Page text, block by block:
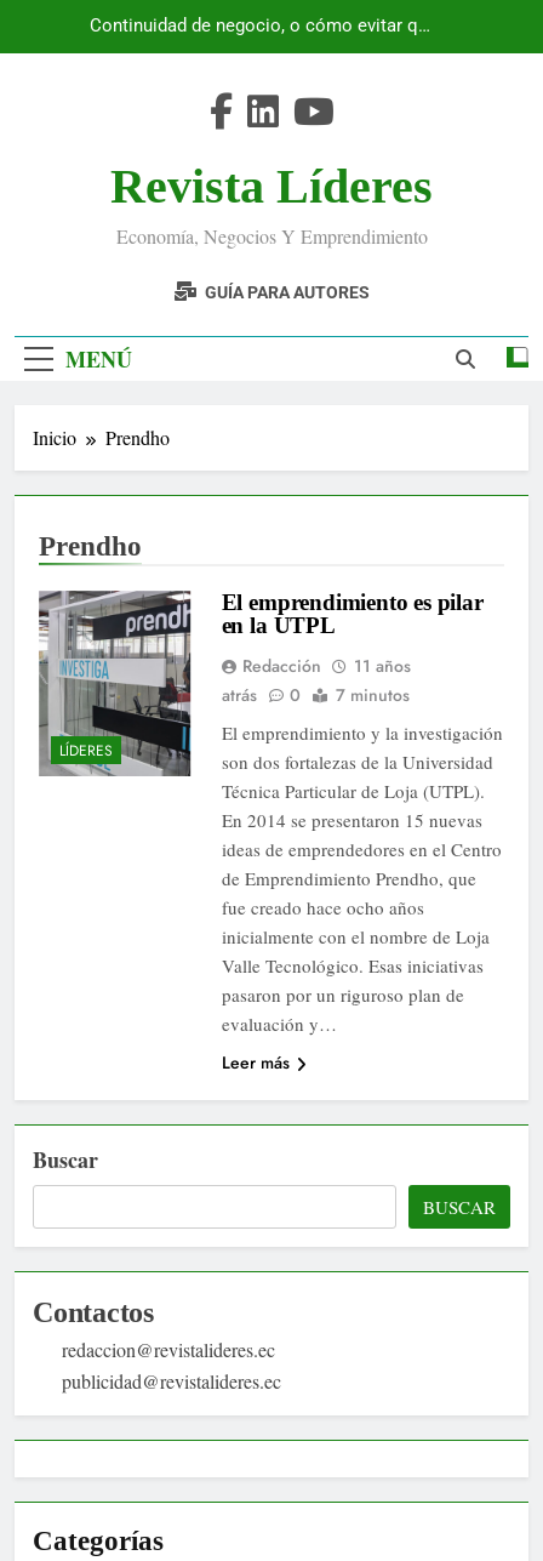
Continuidad de negocio, o cómo evitar que
Revista Líderes
Economía, Negocios Y Emprendimiento
GUÍA PARA AUTORES
MENÚ
Inicio Prendho
Prendho
LÍDERES
El emprendimiento es pilar
en la UTPL
Redacción
11 años
atrás
0
7 minutos
El emprendimiento y la investigación
son dos fortalezas de la Universidad
Técnica Particular de Loja (UTPL).
En 2014 se presentaron 15 nuevas
ideas de emprendedores en el Centro
de Emprendimiento Prendho, que
fue creado hace ocho años
inicialmente con el nombre de Loja
Valle Tecnológico. Esas iniciativas
pasaron por un riguroso plan de
evaluación y…
Leer más
Buscar
BUSCAR
Contactos
redaccion@revistalideres.ec
publicidad@revistalideres.ec
Categorías